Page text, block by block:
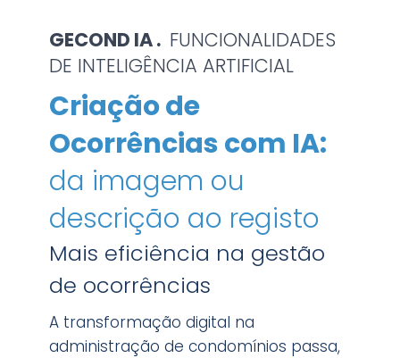
GECOND IA . FUNCIONALIDADES
DE INTELIGÊNCIA ARTIFICIAL
Criação de
Ocorrências com IA:
da imagem ou
descrição ao registo
Mais eficiência na gestão
de ocorrências
A transformação digital na
administração de condomínios passa,